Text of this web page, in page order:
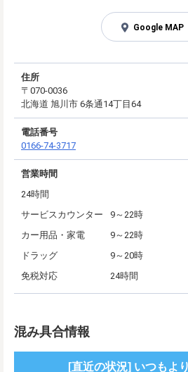
Google MAP
住所
〒070-0036
北海道 旭川市 6条通14丁目64
電話番号
0166-74-3717
営業時間
24時間
サービスカウンター
9～22時
カー用品・家電
9～22時
ドラッグ
9～20時
免税対応
24時間
混み具合情報